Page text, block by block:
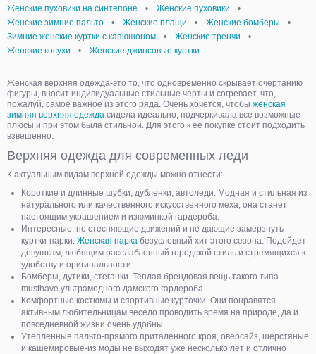
Женские пуховики на синтепоне
• Женские пуховики
•
Женские зимние пальто
• Женские плащи • Женские бомберы
•
Зимние женские куртки с капюшоном
• Женские тренчи
•
Женские косухи
• Женские джинсовые куртки
Женская верхняя одежда-это то, что одновременно скрывает очертанию
фигуры, вносит индивидуальные стильные черты и согревает, что,
пожалуй, самое важное из этого ряда. Очень хочется, чтобы женская
зимняя верхняя одежда сидела идеально, подчеркивала все возможные
плюсы и при этом была стильной. Для этого к ее покупке стоит подходить
взвешенно.
Верхняя одежда для современных леди
К актуальным видам верхней одежды можно отнести:
Короткие и длинные шубки, дубленки, автоледи. Модная и стильная из
натурального или качественного искусственного меха, она станет
настоящим украшением и изюминкой гардероба.
Интересные, не стесняющие движений и не дающие замерзнуть
куртки-парки. Женская парка безусловный хит этого сезона. Подойдет
девушкам, любящим расслабленный городской стиль и стремящихся к
удобству и оригинальности.
Бомберы, дутики, стеганки. Теплая брендовая вещь такого типа-
musthave ультрамодного дамского гардероба.
Комфортные костюмы и спортивные курточки. Они понравятся
активным любительницам весело проводить время на природе, да и
повседневной жизни очень удобны.
Утепленные пальто-прямого приталенного кроя, оверсайз, шерстяные
и кашемировые-из моды не выходят уже несколько лет и отлично